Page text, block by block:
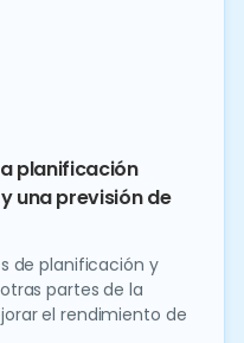
planificación
una previsión de
de planificación y
partes de la
el rendimiento de